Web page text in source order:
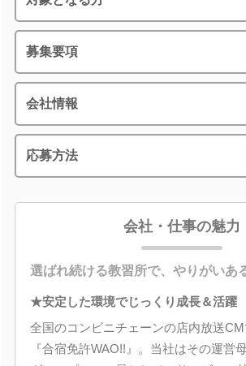
募集要項
会社情報
応募方法
会社・仕事の魅力
選ばれ続ける教習所で、やりがいあ
★安定した環境でじっくり成長＆活躍
全国のコンビニチェーンの店内放送
『合宿免許WAO!!』。当社はその運営